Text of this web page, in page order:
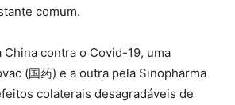
comum.
China contra o Covid-19, uma
(国药) e a outra pela Sinopharma
colaterais desagradáveis ​​de